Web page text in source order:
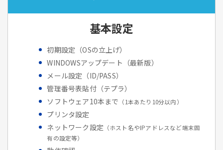
基本設定
初期設定（OSの立上げ）
WINDOWSアップデート（最新版）
メール設定（ID/PASS）
管理番号表貼付（テプラ）
ソフトウェア10本まで （1本あたり10分以内）
プリンタ設定
ネットワーク設定 （ホスト名やIPアドレスなど端末固
有の設定等）